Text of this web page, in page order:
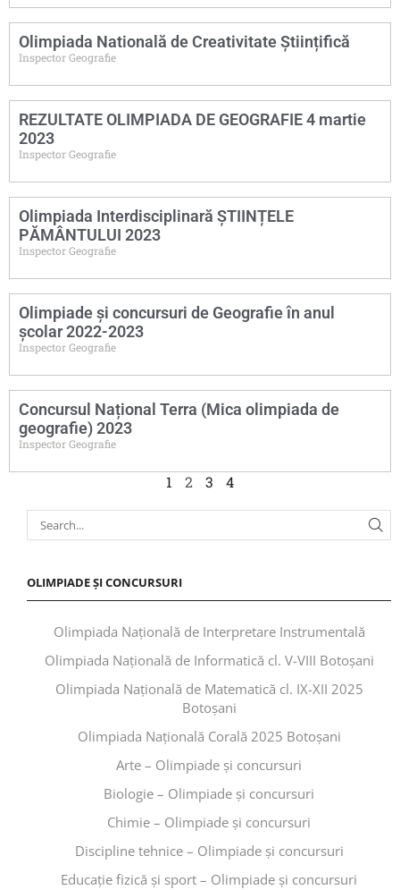
Olimpiada Natională de Creativitate Științifică
Inspector Geografie
REZULTATE OLIMPIADA DE GEOGRAFIE 4 martie
2023
Inspector Geografie
Olimpiada Interdisciplinară ȘTIINȚELE
PĂMÂNTULUI 2023
Inspector Geografie
Olimpiade și concursuri de Geografie în anul
școlar 2022-2023
Inspector Geografie
Concursul Național Terra (Mica olimpiada de
geografie) 2023
Inspector Geografie
1 2 3 4
OLIMPIADE ȘI CONCURSURI
Olimpiada Națională de Interpretare Instrumentală
Olimpiada Națională de Informatică cl. V-VIII Botoșani
Olimpiada Națională de Matematică cl. IX-XII 2025
Botoșani
Olimpiada Națională Corală 2025 Botoșani
Arte – Olimpiade și concursuri
Biologie – Olimpiade și concursuri
Chimie – Olimpiade și concursuri
Discipline tehnice – Olimpiade și concursuri
Educaţie fizică şi sport – Olimpiade și concursuri